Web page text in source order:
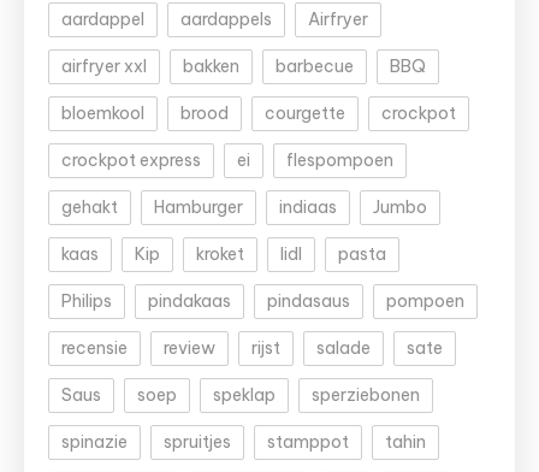
aardappel aardappels Airfryer
airfryer xxl bakken barbecue BBQ
bloemkool brood courgette crockpot
crockpot express ei flespompoen
gehakt Hamburger indiaas Jumbo
kaas Kip kroket lidl pasta
Philips pindakaas pindasaus pompoen
recensie review rijst salade sate
Saus soep speklap sperziebonen
spinazie spruitjes stamppot tahin